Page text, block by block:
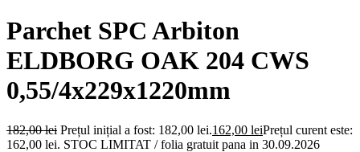
Parchet SPC Arbiton
ELDBORG OAK 204 CWS
0,55/4x229x1220mm
182,00lei Prețul inițial a fost: 182,00 lei.162,00 leiPrețul curent este:
162,00 lei. STOC LIMITAT / folia gratuit pana in 30.09.2026